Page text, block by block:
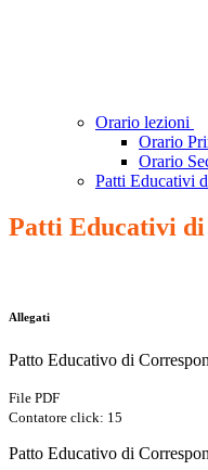
Orario lezioni
Orario
Orario
Patti Educativi
Patti Educativi
Allegati
Patto Educativo di
File PDF
Contatore click: 15
Patto Educativo di